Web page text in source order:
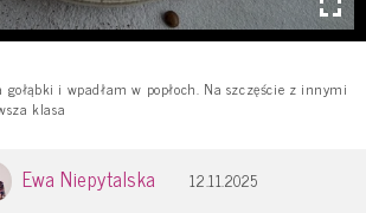
i wpadłam w popłoch. Na szczęście z innymi
klasa
Ewa Niepytalska 12.11.2025